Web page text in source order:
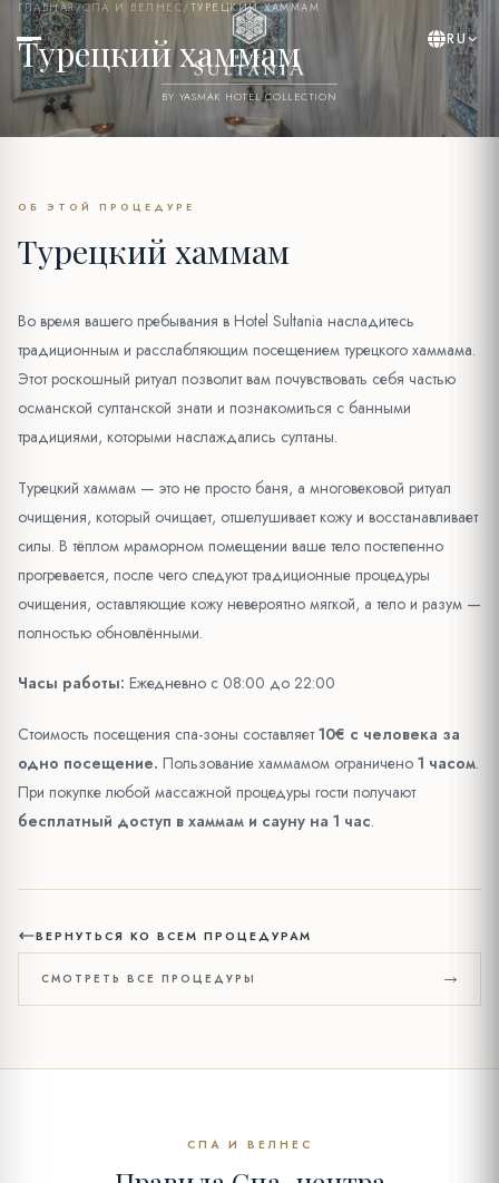
BY YASMAK HOTEL COLLECTION
RU
ГЛАВНАЯ/СПА И ВЕЛНЕС/ТУРЕЦКИЙ ХАММАМ
Турецкий хаммам
ОБ ЭТОЙ ПРОЦЕДУРЕ
Турецкий хаммам
Во время вашего пребывания в Hotel Sultania насладитесь
традиционным и расслабляющим посещением турецкого хаммама.
Этот роскошный ритуал позволит вам почувствовать себя частью
османской султанской знати и познакомиться с банными
традициями, которыми наслаждались султаны.
Турецкий хаммам — это не просто баня, а многовековой ритуал
очищения, который очищает, отшелушивает кожу и восстанавливает
силы. В тёплом мраморном помещении ваше тело постепенно
прогревается, после чего следуют традиционные процедуры
очищения, оставляющие кожу невероятно мягкой, а тело и разум —
полностью обновлёнными.
Часы работы: Ежедневно с 08:00 до 22:00
Стоимость посещения спа-зоны составляет10€ с человека за
одно посещение. Пользование хаммамом ограничено 1 часом.
При покупке любой массажной процедуры гости получают
бесплатный доступ в хаммам и сауну на 1 час.
ВЕРНУТЬСЯ КО ВСЕМ ПРОЦЕДУРАМ
СМОТРЕТЬ ВСЕ ПРОЦЕДУРЫ
СПА И ВЕЛНЕС